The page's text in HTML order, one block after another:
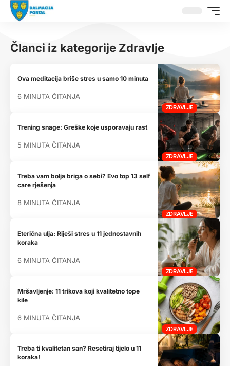
Članci iz kategorije Zdravlje
ZDRAVLJE
Ova meditacija briše stres u samo 10 minuta
6 MINUTA ČITANJA
ZDRAVLJE
Trening snage: Greške koje usporavaju rast
5 MINUTA ČITANJA
ZDRAVLJE
Treba vam bolja briga o sebi? Evo top 13 self
care rješenja
8 MINUTA ČITANJA
ZDRAVLJE
Eterična ulja: Riješi stres u 11 jednostavnih
koraka
6 MINUTA ČITANJA
ZDRAVLJE
Mršavljenje: 11 trikova koji kvalitetno tope
kile
6 MINUTA ČITANJA
Treba ti kvalitetan san? Resetiraj tijelo u 11
koraka!